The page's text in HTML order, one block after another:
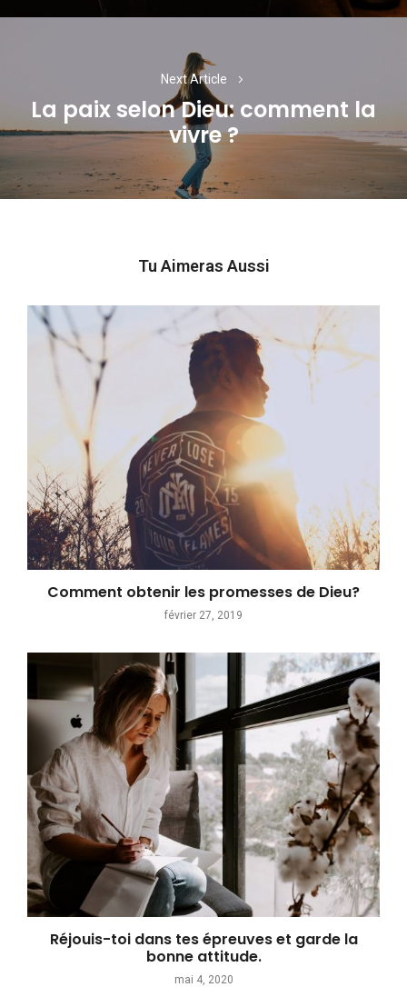
Next Article
Next
post:
La paix selon Dieu: comment la
vivre ?
Tu Aimeras Aussi
Comment obtenir les promesses de Dieu?
février 27, 2019
Réjouis-toi dans tes épreuves et garde la
bonne attitude.
mai 4, 2020